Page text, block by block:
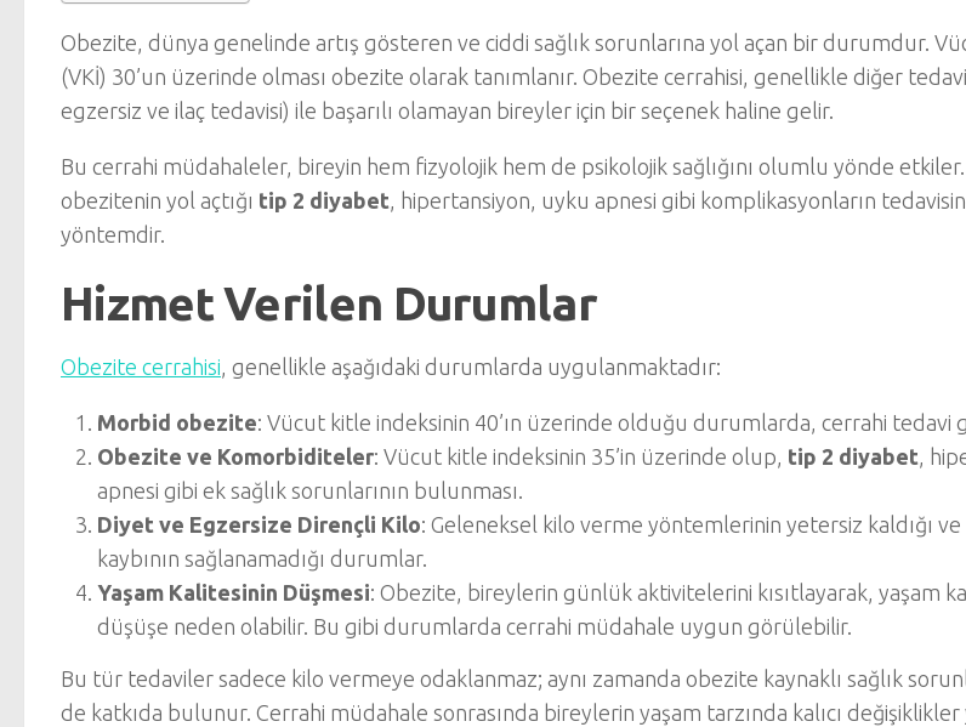
Obezite, dünya genelinde artış gösteren ve ciddi sağlık sorunlarına yol açan bir durumdur.
(VKİ) 30’un üzerinde olması obezite olarak tanımlanır. Obezite cerrahisi, genellikle diğer
egzersiz ve ilaç tedavisi) ile başarılı olamayan bireyler için bir seçenek haline gelir.
Bu cerrahi müdahaleler, bireyin hem fizyolojik hem de psikolojik sağlığını olumlu yönde etkiler.
obezitenin yol açtığı tip 2 diyabet, hipertansiyon, uyku apnesi gibi komplikasyonların
yöntemdir.
Hizmet Verilen Durumlar
Obezite cerrahisi, genellikle aşağıdaki durumlarda uygulanmaktadır:
Morbid obezite: Vücut kitle indeksinin 40’ın üzerinde olduğu durumlarda, cerrahi tedavi
Obezite ve Komorbiditeler: Vücut kitle indeksinin 35’in üzerinde olup, tip 2 diyabet,
apnesi gibi ek sağlık sorunlarının bulunması.
Diyet ve Egzersize Dirençli Kilo: Geleneksel kilo verme yöntemlerinin yetersiz kaldığı
kaybının sağlanamadığı durumlar.
Yaşam Kalitesinin Düşmesi: Obezite, bireylerin günlük aktivitelerini kısıtlayarak, yaşam
düşüşe neden olabilir. Bu gibi durumlarda cerrahi müdahale uygun görülebilir.
Bu tür tedaviler sadece kilo vermeye odaklanmaz; aynı zamanda obezite kaynaklı sağlık
de katkıda bulunur. Cerrahi müdahale sonrasında bireylerin yaşam tarzında kalıcı